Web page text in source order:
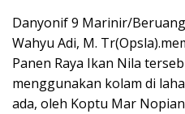
Danyonif 9 Marinir/
Wahyu Adi, M.
Panen Raya Ikan Nila
menggunakan kolam di
ada, oleh Koptu Mar